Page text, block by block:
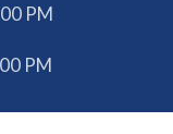
PM
PM